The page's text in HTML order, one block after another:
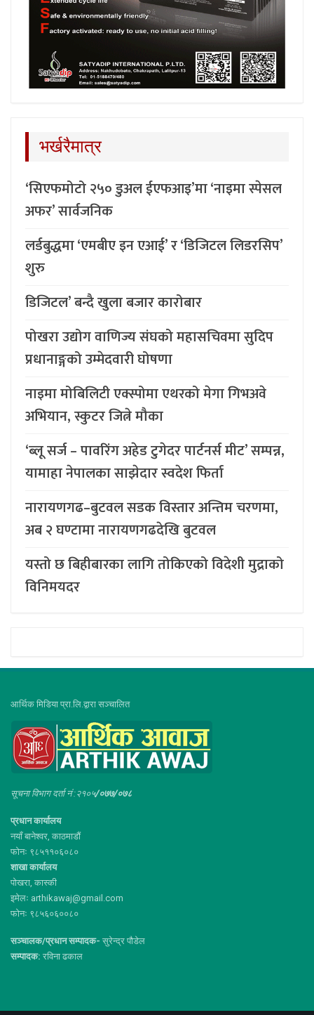
भर्खरैमात्र
‘सिएफमोटो २५० डुअल ईएफआइ’मा ‘नाइमा स्पेसल
अफर’ सार्वजनिक
लर्डबुद्धमा ‘एमबीए इन एआई’ र ‘डिजिटल लिडरसिप’
शुरु
डिजिटल’ बन्दै खुला बजार कारोबार
पोखरा उद्योग वाणिज्य संघको महासचिवमा सुदिप
प्रधानाङ्गको उम्मेदवारी घोषणा
नाइमा मोबिलिटी एक्स्पोमा एथरको मेगा गिभअवे
अभियान, स्कुटर जित्ने मौका
‘ब्लू सर्ज – पावरिंग अहेड टुगेदर पार्टनर्स मीट’ सम्पन्न,
यामाहा नेपालका साझेदार स्वदेश फिर्ता
नारायणगढ–बुटवल सडक विस्तार अन्तिम चरणमा,
अब २ घण्टामा नारायणगढदेखि बुटवल
यस्तो छ बिहीबारका लागि तोकिएको विदेशी मुद्राको
विनिमयदर
आर्थिक मिडिया प्रा.लि.द्वारा सञ्चालित
सूचना विभाग दर्ता नं :२१०५/०७७/०७८
प्रधान कार्यालय
नयाँ बानेश्वर, काठमाडौं
फोनः ९८५११०६०८०
शाखा कार्यालय
पोखरा, कास्की
इमेलः arthikawaj@gmail.com
फोनः ९८५६०६००८०
सञ्चालक/प्रधान सम्पादक- सुरेन्द्र पौडेल
सम्पादक: रविना ढकाल